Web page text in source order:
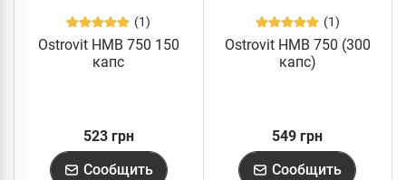
(1)
Ostrovit HMB 750 150
капс
523 грн
Сообщить
(1)
Ostrovit HMB 750 (300
капс)
549 грн
Сообщить